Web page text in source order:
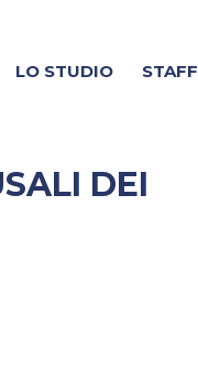
LO STUDIO STAFF
DEI